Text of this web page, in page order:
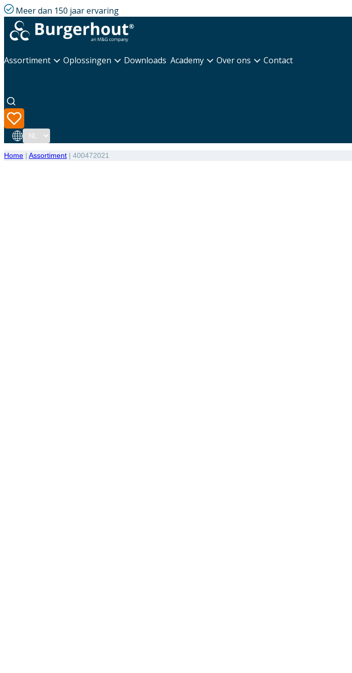
Meer dan 150 jaar ervaring
Assortiment Oplossingen Downloads Academy Over ons Contact
Taal
Home | Assortiment | 400472021